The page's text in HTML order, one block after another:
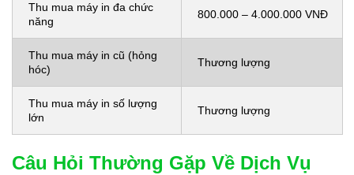
Thu mua máy in đa chức
năng
800.000 – 4.000.000 VNĐ
Thu mua máy in cũ (hỏng
hóc)
Thương lượng
Thu mua máy in số lượng
lớn
Thương lượng
Câu Hỏi Thường Gặp Về Dịch Vụ